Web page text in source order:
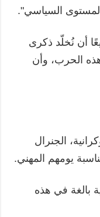
السياسي".
أن نُخلّد ذكرى
الحرب، وأن
الجنرال
يومهم المهني.
بالغة في هذه